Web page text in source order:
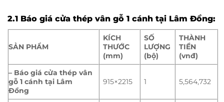
2.1 Báo giá cửa thép vân gỗ 1 cánh tại Lâm Đồng:
SẢN PHẨM
KÍCH
THƯỚC
(mm)
SỐ
LƯỢNG
(bộ)
THÀNH
TIỀN
(vnđ)
– Báo giá cửa thép vân
gỗ 1 cánh tại Lâm
Đồng
915×2215 1 5,564,732